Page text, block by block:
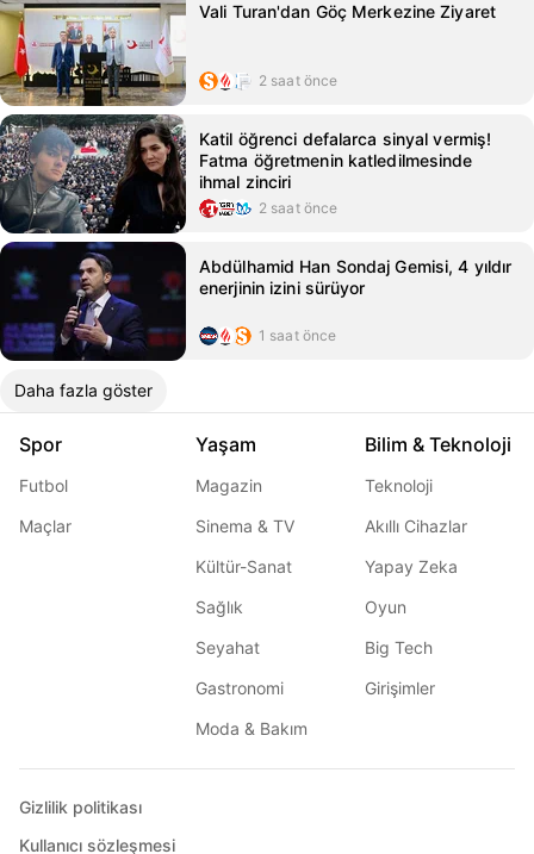
Vali Turan'dan Göç Merkezine Ziyaret
2 saat önce
Katil öğrenci defalarca sinyal vermiş!
Fatma öğretmenin katledilmesinde
ihmal zinciri
2 saat önce
Abdülhamid Han Sondaj Gemisi, 4 yıldır
enerjinin izini sürüyor
1 saat önce
Daha fazla göster
Spor
Futbol
Maçlar
Yaşam
Magazin
Sinema & TV
Kültür-Sanat
Sağlık
Seyahat
Gastronomi
Moda & Bakım
Bilim & Teknoloji
Teknoloji
Akıllı Cihazlar
Yapay Zeka
Oyun
Big Tech
Girişimler
Gizlilik politikası
Kullanıcı sözleşmesi